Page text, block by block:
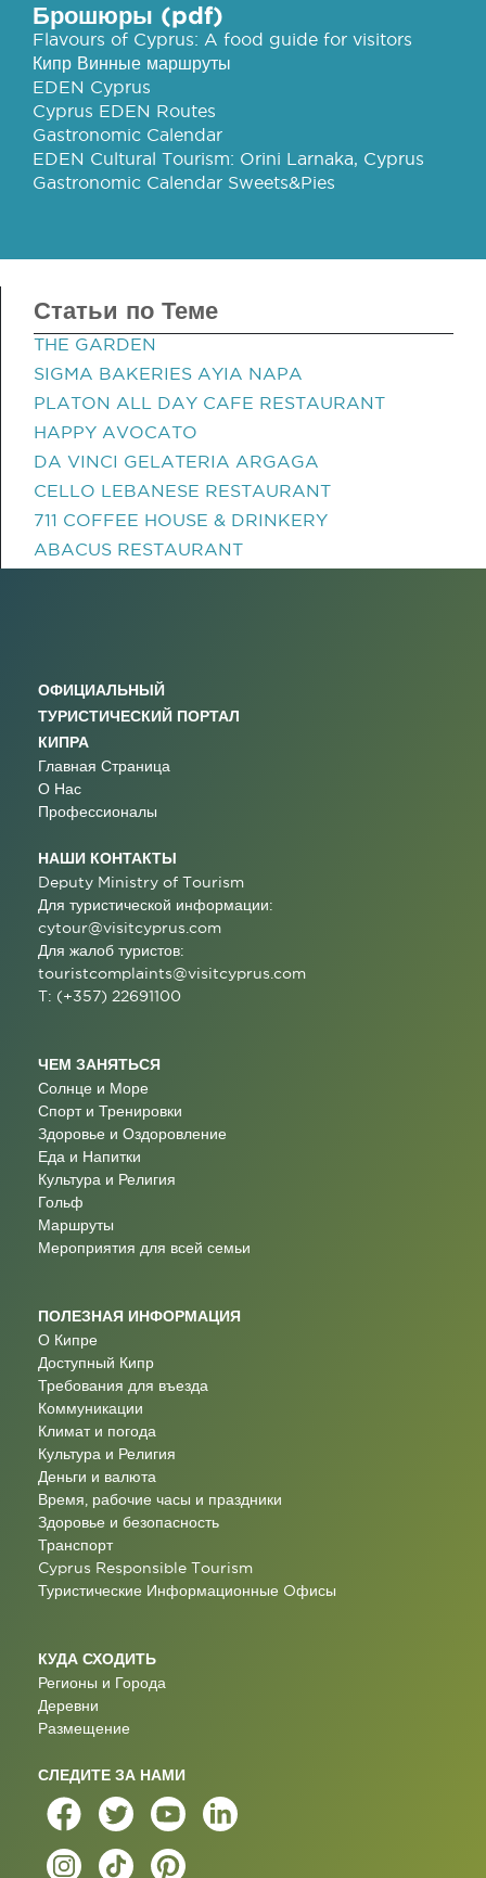
Брошюры (pdf)
Flavours of Cyprus: A food guide for visitors
Кипр Винные маршруты
EDEN Cyprus
Cyprus EDEN Routes
Gastronomic Calendar
EDEN Cultural Tourism: Orini Larnaka, Cyprus
Gastronomic Calendar Sweets&Pies
Статьи по Теме
THE GARDEN
SIGMA BAKERIES AYIA NAPA
PLATON ALL DAY CAFE RESTAURANT
HAPPY AVOCATO
DA VINCI GELATERIA ARGAGA
CELLO LEBANESE RESTAURANT
711 COFFEE HOUSE & DRINKERY
ABACUS RESTAURANT
ОФИЦИАЛЬНЫЙ
ТУРИСТИЧЕСКИЙ ПОРТАЛ
КИПРА
Главная Страница
О Нас
Профессионалы
НАШИ КОНТАКТЫ
Deputy Ministry of Tourism
Для туристической информации:
cytour@visitcyprus.com
Для жалоб туристов:
touristcomplaints@visitcyprus.com
T: (+357) 22691100
ЧЕМ ЗАНЯТЬСЯ
Солнце и Море
Спорт и Тренировки
Здоровье и Оздоровление
Еда и Напитки
Культура и Религия
Гольф
Маршруты
Мероприятия для всей семьи
ПОЛЕЗНАЯ ИНФОРМАЦИЯ
О Кипре
Доступный Кипр
Требования для въезда
Коммуникации
Климат и погода
Культура и Религия
Деньги и валюта
Время, рабочие часы и праздники
Здоровье и безопасность
Транспорт
Cyprus Responsible Tourism
Туристические Информационные Oфисы
КУДА СХОДИТЬ
Регионы и Города
Деревни
Размещение
СЛЕДИТЕ ЗА НАМИ